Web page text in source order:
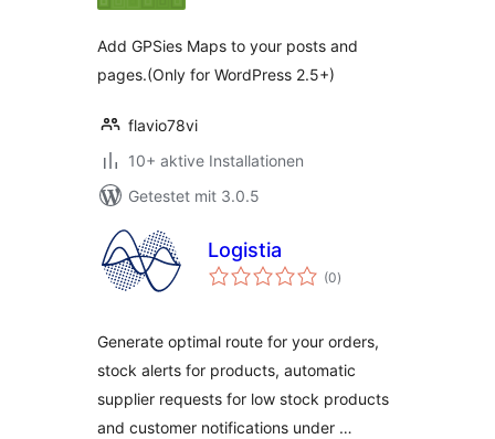
Add GPSies Maps to your posts and
pages.(Only for WordPress 2.5+)
flavio78vi
10+ aktive Installationen
Getestet mit 3.0.5
Logistia
(0Bewertungen
gesamt
)
Generate optimal route for your orders,
stock alerts for products, automatic
supplier requests for low stock products
and customer notifications under …